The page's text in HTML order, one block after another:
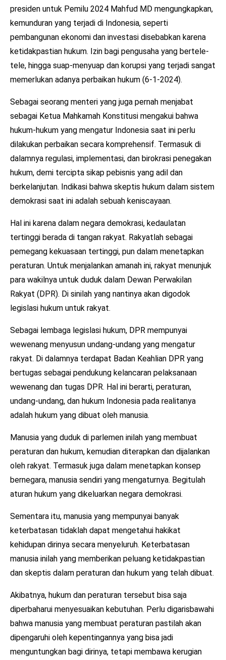
presiden untuk Pemilu 2024 Mahfud MD mengungkapkan,
kemunduran yang terjadi di Indonesia, seperti
pembangunan ekonomi dan investasi disebabkan karena
ketidakpastian hukum. Izin bagi pengusaha yang bertele-
tele, hingga suap-menyuap dan korupsi yang terjadi sangat
memerlukan adanya perbaikan hukum (6-1-2024).
Sebagai seorang menteri yang juga pernah menjabat
sebagai Ketua Mahkamah Konstitusi mengakui bahwa
hukum-hukum yang mengatur Indonesia saat ini perlu
dilakukan perbaikan secara komprehensif. Termasuk di
dalamnya regulasi, implementasi, dan birokrasi penegakan
hukum, demi tercipta sikap pebisnis yang adil dan
berkelanjutan. Indikasi bahwa skeptis hukum dalam sistem
demokrasi saat ini adalah sebuah keniscayaan.
Hal ini karena dalam negara demokrasi, kedaulatan
tertinggi berada di tangan rakyat. Rakyatlah sebagai
pemegang kekuasaan tertinggi, pun dalam menetapkan
peraturan. Untuk menjalankan amanah ini, rakyat menunjuk
para wakilnya untuk duduk dalam Dewan Perwakilan
Rakyat (DPR). Di sinilah yang nantinya akan digodok
legislasi hukum untuk rakyat.
Sebagai lembaga legislasi hukum, DPR mempunyai
wewenang menyusun undang-undang yang mengatur
rakyat. Di dalamnya terdapat Badan Keahlian DPR yang
bertugas sebagai pendukung kelancaran pelaksanaan
wewenang dan tugas DPR. Hal ini berarti, peraturan,
undang-undang, dan hukum Indonesia pada realitanya
adalah hukum yang dibuat oleh manusia.
Manusia yang duduk di parlemen inilah yang membuat
peraturan dan hukum, kemudian diterapkan dan dijalankan
oleh rakyat. Termasuk juga dalam menetapkan konsep
bernegara, manusia sendiri yang mengaturnya. Begitulah
aturan hukum yang dikeluarkan negara demokrasi.
Sementara itu, manusia yang mempunyai banyak
keterbatasan tidaklah dapat mengetahui hakikat
kehidupan dirinya secara menyeluruh. Keterbatasan
manusia inilah yang memberikan peluang ketidakpastian
dan skeptis dalam peraturan dan hukum yang telah dibuat.
Akibatnya, hukum dan peraturan tersebut bisa saja
diperbaharui menyesuaikan kebutuhan. Perlu digarisbawahi
bahwa manusia yang membuat peraturan pastilah akan
dipengaruhi oleh kepentingannya yang bisa jadi
menguntungkan bagi dirinya, tetapi membawa kerugian